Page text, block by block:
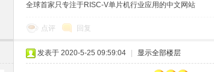
全球首家只专注于RISC-V单片机行业应用的中文网站
点评 回复
发表于 2020-5-25 09:59:04 显示全部楼层